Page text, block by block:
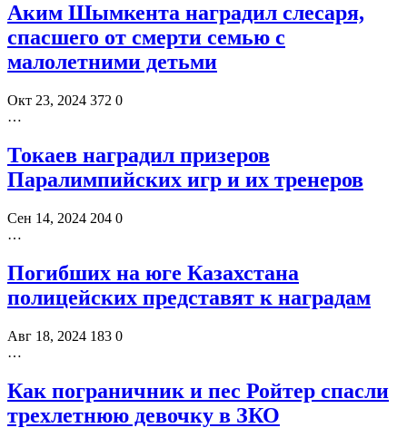
Аким Шымкента наградил слесаря,
спасшего от смерти семью с
малолетними детьми
Окт 23, 2024 372 0
…
Токаев наградил призеров
Паралимпийских игр и их тренеров
Сен 14, 2024 204 0
…
Погибших на юге Казахстана
полицейских представят к наградам
Авг 18, 2024 183 0
…
Как пограничник и пес Ройтер спасли
трехлетнюю девочку в ЗКО